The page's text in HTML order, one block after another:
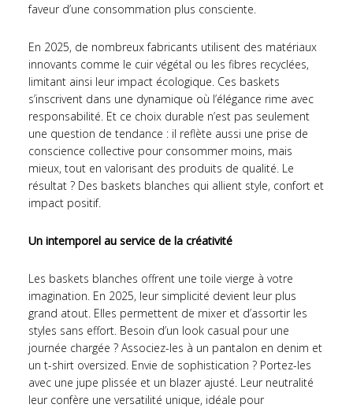
faveur d’une consommation plus consciente.
En 2025, de nombreux fabricants utilisent des matériaux
innovants comme le cuir végétal ou les fibres recyclées,
limitant ainsi leur impact écologique. Ces baskets
s’inscrivent dans une dynamique où l’élégance rime avec
responsabilité. Et ce choix durable n’est pas seulement
une question de tendance : il reflète aussi une prise de
conscience collective pour consommer moins, mais
mieux, tout en valorisant des produits de qualité. Le
résultat ? Des baskets blanches qui allient style, confort et
impact positif.
Un intemporel au service de la créativité
Les baskets blanches offrent une toile vierge à votre
imagination. En 2025, leur simplicité devient leur plus
grand atout. Elles permettent de mixer et d’assortir les
styles sans effort. Besoin d’un look casual pour une
journée chargée ? Associez-les à un pantalon en denim et
un t-shirt oversized. Envie de sophistication ? Portez-les
avec une jupe plissée et un blazer ajusté. Leur neutralité
leur confère une versatilité unique, idéale pour